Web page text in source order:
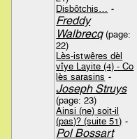
Disbôtchis…
-
Freddy
Walbrecq(page:
22)
Lès-istwêres dèl
vîye Layite (4) - Co
lès sarasins -
Joseph Struys
(page: 23)
Ainsi (ne) soit-il
(pas)? (suite 51) -
Pol Bossart